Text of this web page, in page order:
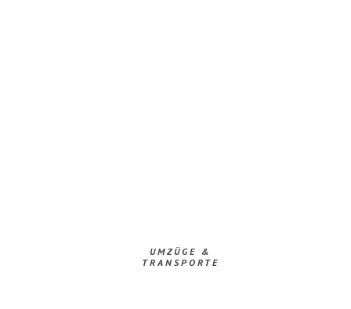
UMZÜGE &
TRANSPORTE